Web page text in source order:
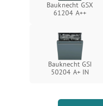
Bauknecht GSX
61204 A++
Bauknecht GSI
50204 A+ IN